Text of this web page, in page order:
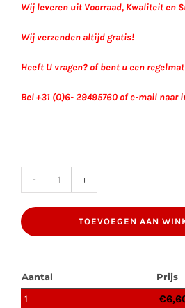
Wij leveren uit Voorraad, Kwaliteit en
Wij verzenden altijd gratis!
Heeft U vragen? of bent u een
Bel +31 (0)6- 29495760 of e-mail naar
Puinzak
(sterk
TOEVOEGEN AAN
Aantal Prijs
1 €